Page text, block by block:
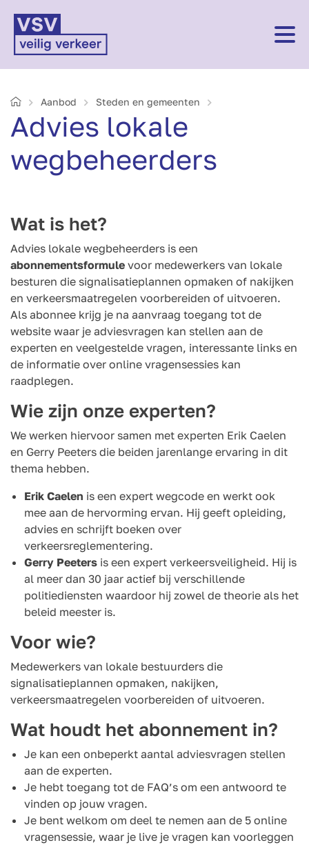
HomeAanbod Steden en gemeenten
Advies lokale
wegbeheerders
Wat is het?
Advies lokale wegbeheerders is een
abonnementsformule voor medewerkers van lokale
besturen die signalisatieplannen opmaken of nakijken
en verkeersmaatregelen voorbereiden of uitvoeren.
Als abonnee krijg je na aanvraag toegang tot de
website waar je adviesvragen kan stellen aan de
experten en veelgestelde vragen, interessante links en
de informatie over online vragensessies kan
raadplegen.
Wie zijn onze experten?
We werken hiervoor samen met experten Erik Caelen
en Gerry Peeters die beiden jarenlange ervaring in dit
thema hebben.
Erik Caelen is een expert wegcode en werkt ook
mee aan de hervorming ervan. Hij geeft opleiding,
advies en schrijft boeken over
verkeersreglementering.
Gerry Peeters is een expert verkeersveiligheid. Hij is
al meer dan 30 jaar actief bij verschillende
politiediensten waardoor hij zowel de theorie als het
beleid meester is.
Voor wie?
Medewerkers van lokale bestuurders die
signalisatieplannen opmaken, nakijken,
verkeersmaatregelen voorbereiden of uitvoeren.
Wat houdt het abonnement in?
Je kan een onbeperkt aantal adviesvragen stellen
aan de experten.
Je hebt toegang tot de FAQ’s om een antwoord te
vinden op jouw vragen.
Je bent welkom om deel te nemen aan de 5 online
vragensessie, waar je live je vragen kan voorleggen